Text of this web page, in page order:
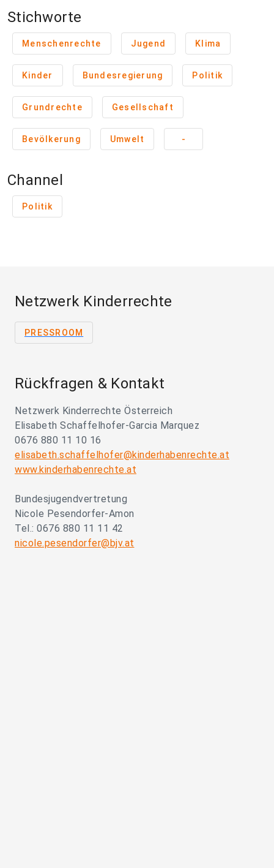
Stichworte
Menschenrechte Jugend Klima
Kinder Bundesregierung Politik
Grundrechte Gesellschaft
Bevölkerung Umwelt -
Channel
Politik
Netzwerk Kinderrechte
PRESSROOM
Rückfragen & Kontakt
Netzwerk Kinderrechte Österreich
Elisabeth Schaffelhofer-Garcia Marquez
0676 880 11 10 16
elisabeth.schaffelhofer@kinderhabenrechte.at
www.kinderhabenrechte.at
Bundesjugendvertretung
Nicole Pesendorfer-Amon
Tel.: 0676 880 11 11 42
nicole.pesendorfer@bjv.at